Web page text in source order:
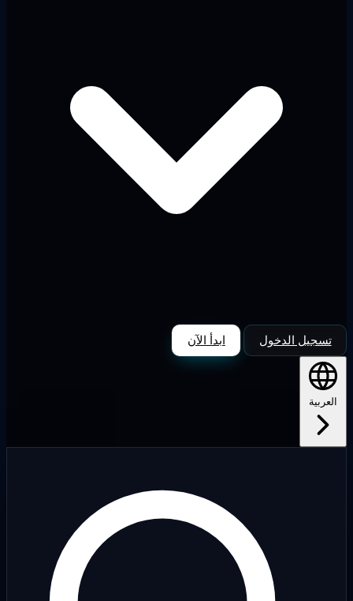
تسجيل الدخول ابدأ الآن